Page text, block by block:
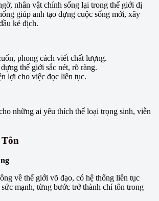
nhân vật chính sống lại trong thế giới dị
giúp anh tạo dựng cuộc sống mới, xây
kẻ địch.
phong cách viết chất lượng.
thế giới sắc nét, rõ ràng.
lợi cho việc đọc liên tục.
những ai yêu thích thể loại trọng sinh, viễn
về thế giới võ đạo, có hệ thống liên tục
mạnh, từng bước trở thành chí tôn trong